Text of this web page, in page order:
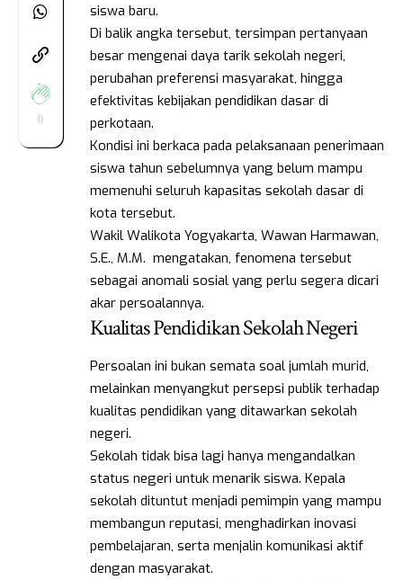
0
siswa baru.
Di balik angka tersebut, tersimpan pertanyaan
besar mengenai daya tarik sekolah negeri,
perubahan preferensi masyarakat, hingga
efektivitas kebijakan pendidikan dasar di
perkotaan.
Kondisi ini berkaca pada pelaksanaan penerimaan
siswa tahun sebelumnya yang belum mampu
memenuhi seluruh kapasitas sekolah dasar di
kota tersebut.
Wakil Walikota Yogyakarta, Wawan Harmawan,
S.E., M.M. mengatakan, fenomena tersebut
sebagai anomali sosial yang perlu segera dicari
akar persoalannya.
Kualitas Pendidikan Sekolah Negeri
Persoalan ini bukan semata soal jumlah murid,
melainkan menyangkut persepsi publik terhadap
kualitas pendidikan yang ditawarkan sekolah
negeri.
Sekolah tidak bisa lagi hanya mengandalkan
status negeri untuk menarik siswa. Kepala
sekolah dituntut menjadi pemimpin yang mampu
membangun reputasi, menghadirkan inovasi
pembelajaran, serta menjalin komunikasi aktif
dengan masyarakat.